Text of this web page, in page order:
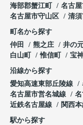
海部郡蟹江町
名古
名古屋市守山区
清
町名から探す
仲田
熊之庄 井の
白山町
惟信町 宝神
沿線から探す
愛知高速東部丘陵線
名古屋市営名城線
近鉄名古屋線
関西
駅から探す